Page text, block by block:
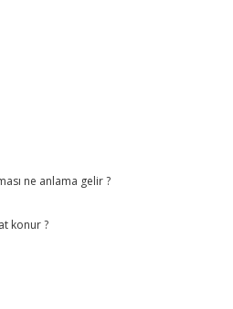
ne anlama gelir ?
konur ?